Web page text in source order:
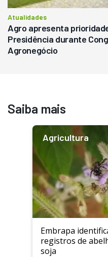
Atualidades
Agro apresenta
Presidência durante
Agronegócio
Saiba mais
Agricultura
Embrapa
registros de
soja